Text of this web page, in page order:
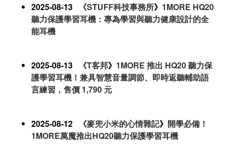
2025-08-13 《STUFF科技事務所》 1MORE HQ20
聽力保護學習耳機：專為學習與聽力健康設計的全
能耳機
2025-08-13 《T客邦》 1MORE 推出 HQ20 聽力保
護學習耳機！兼具智慧音量調節、即時返聽輔助語
言練習，售價 1,790 元
2025-08-12 《麥兜小米的心情雜記》 開學必備！
1MORE萬魔推出HQ20聽力保護學習耳機